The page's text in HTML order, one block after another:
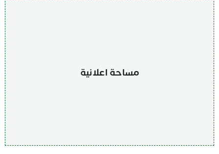
مساحة اعلانية